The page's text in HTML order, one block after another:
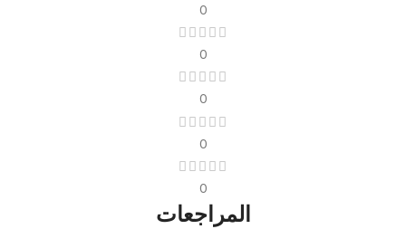
0
0
0
0
0
المراجعات